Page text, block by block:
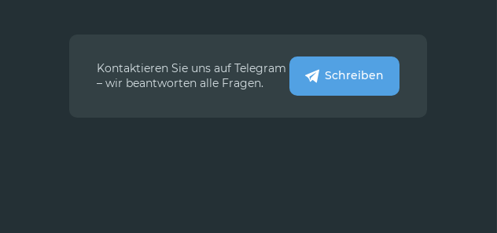
Kontaktieren Sie uns auf Telegram
– wir beantworten alle Fragen.
Schreiben